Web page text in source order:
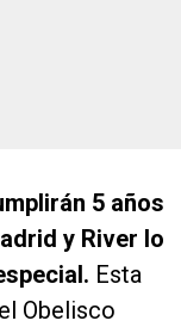
5 años
y River lo
Esta
Obelisco